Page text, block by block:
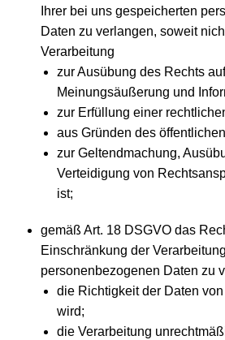
Ihrer bei uns gespeicherten
Daten zu verlangen, soweit
Verarbeitung
zur Ausübung des Rechts
Meinungsäußerung und
zur Erfüllung einer
aus Gründen des
zur Geltendmachung,
Verteidigung von
ist;
gemäß Art. 18 DSGVO das
Einschränkung der
personenbezogenen Daten zu
die Richtigkeit der Daten
wird;
die Verarbeitung